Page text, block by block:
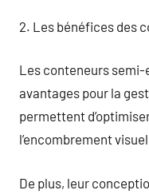
2. Les bénéfices des
Les conteneurs
avantages pour la
permettent
l’encombrement
De plus, leur